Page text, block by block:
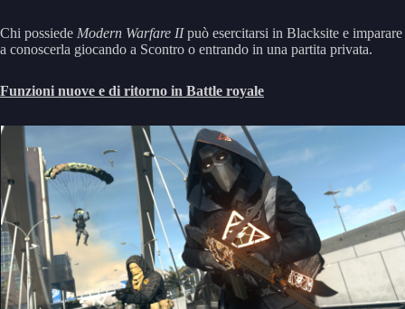
Chi possiede Modern Warfare IIpuò esercitarsi in Blacksite e imparare
a conoscerla giocando a Scontro o entrando in una partita privata.
Funzioni nuove e di ritorno in Battle royale